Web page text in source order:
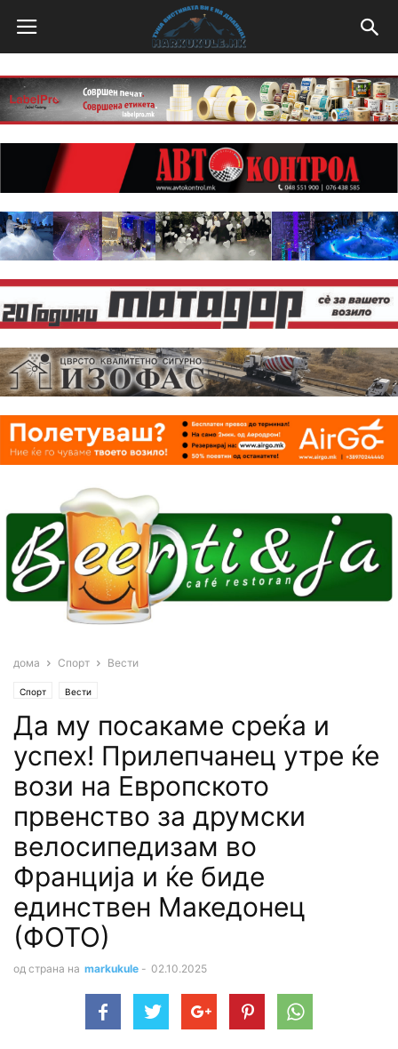
дома Спорт Вести
Спорт Вести
Да му посакаме среќа и
успех! Прилепчанец утре ќе
вози на Европското
првенство за друмски
велосипедизам во
Франција и ќе биде
единствен Македонец
(ФОТО)
од страна на markukule - 02.10.2025